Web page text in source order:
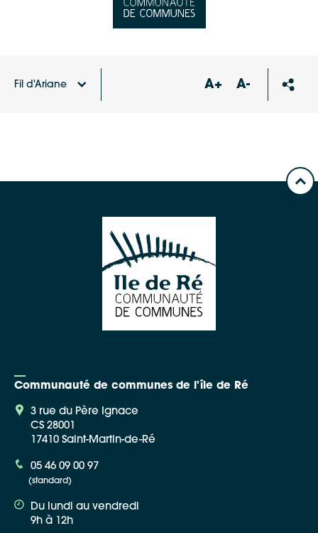
Fil d'Ariane A+ A-
Communauté de communes de l'île de Ré
3 rue du Père Ignace
CS 28001
17410 Saint-Martin-de-Ré
05 46 09 00 97
(standard)
Du lundi au vendredi
9h à 12h
Apple Plans